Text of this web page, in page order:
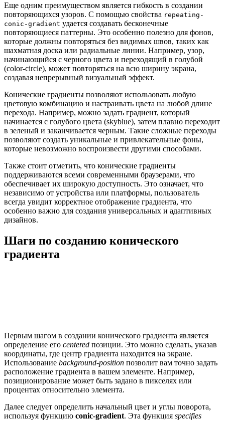
Еще одним преимуществом является гибкость в создании
повторяющихся узоров. С помощью свойства repeating-
conic-gradient удается создавать бесконечные
повторяющиеся паттерны. Это особенно полезно для фонов,
которые должны повторяться без видимых швов, таких как
шахматная доска или радиальные линии. Например, узор,
начинающийся с черного цвета и переходящий в голубой
(color-circle), может повторяться на всю ширину экрана,
создавая непрерывный визуальный эффект.
Конические градиенты позволяют использовать любую
цветовую комбинацию и настраивать цвета на любой длине
перехода. Например, можно задать градиент, который
начинается с голубого цвета (skyblue), затем плавно переходит
в зеленый и заканчивается черным. Такие сложные переходы
позволяют создать уникальные и привлекательные фоны,
которые невозможно воспроизвести другими способами.
Также стоит отметить, что конические градиенты
поддерживаются всеми современными браузерами, что
обеспечивает их широкую доступность. Это означает, что
независимо от устройства или платформы, пользователь
всегда увидит корректное отображение градиента, что
особенно важно для создания универсальных и адаптивных
дизайнов.
Шаги по созданию конического
градиента
Первым шагом в создании конического градиента является
определение его centered позиции. Это можно сделать, указав
координаты, где центр градиента находится на экране.
Использование background-position позволит вам точно задать
расположение градиента в вашем элементе. Например,
позиционирование может быть задано в пикселях или
процентах относительно элемента.
Далее следует определить начальный цвет и углы поворота,
используя функцию conic-gradient. Эта функция specifies